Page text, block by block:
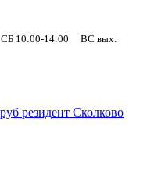
СБ 10:00-14:00 ВС вых.